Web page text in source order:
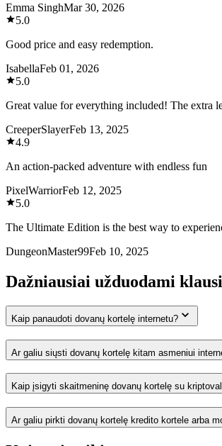
Emma SinghMar 30, 2026
5.0
Good price and easy redemption.
IsabellaFeb 01, 2026
5.0
Great value for everything included! The extra
CreeperSlayerFeb 13, 2025
4.9
An action-packed adventure with endless fun
PixelWarriorFeb 12, 2025
5.0
The Ultimate Edition is the best way to
DungeonMaster99Feb 10, 2025
Dažniausiai užduodami
Kaip panaudoti dovanų kortelę internetu?
Ar galiu siųsti dovanų kortelę kitam asmeniui
Kaip įsigyti skaitmeninę dovanų kortelę su
Ar galiu pirkti dovanų kortelę kredito kortele arba